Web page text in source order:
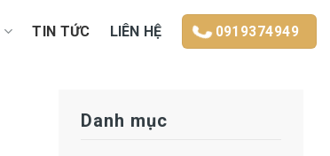
TIN TỨC LIÊN HỆ 0919374949
Danh mục